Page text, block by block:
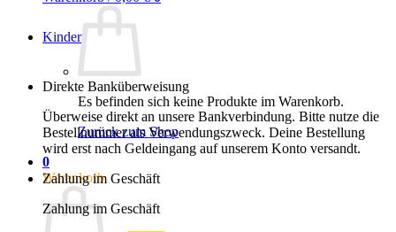
Es befinden sich keine Produkte im Warenkorb.
Zurück zum Shop
0
Warenkorb
Kinder
Direkte Banküberweisung
Überweise direkt an unsere Bankverbindung. Bitte nutze die
Bestellnummer als Verwendungszweck. Deine Bestellung
wird erst nach Geldeingang auf unserem Konto versandt.
Zahlung im Geschäft
Zahlung im Geschäft